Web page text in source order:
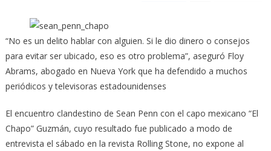
“No es un delito hablar con alguien. Si le dio dinero o consejos
para evitar ser ubicado, eso es otro problema”, aseguró Floy
Abrams, abogado en Nueva York que ha defendido a muchos
periódicos y televisoras estadounidenses
El encuentro clandestino de Sean Penn con el capo mexicano “El
Chapo” Guzmán, cuyo resultado fue publicado a modo de
entrevista el sábado en la revista Rolling Stone, no expone al